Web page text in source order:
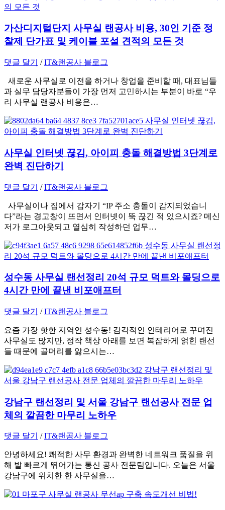
가산디지털단지 사무실 랜공사 비용, 30인 기준 정
찰제 단가표 및 케이블 포설 견적의 모든 것
댓글 달기 /IT&랜공사 블로그
새로운 사무실로 이전을 하거나 창업을 준비할 때, 대표님들
과 실무 담당자분들이 가장 먼저 고민하시는 부분이 바로 “우
리 사무실 랜공사 비용은…
사무실 인터넷 끊김, 아이피 충돌 해결방법 3단계로
완벽 진단하기
댓글 달기 /IT&랜공사 블로그
사무실이나 집에서 갑자기 “IP 주소 충돌이 감지되었습니
다”라는 경고창이 뜨면서 인터넷이 뚝 끊긴 적 있으시죠? 메신
저가 로그아웃되고 열심히 작성하던 업무…
성수동 사무실 랜선정리 20석 규모 덕트와 몰딩으로
4시간 만에 끝낸 비포애프터
댓글 달기 /IT&랜공사 블로그
요즘 가장 핫한 지역인 성수동! 감각적인 인테리어로 꾸며진
사무실도 많지만, 정작 책상 아래를 보면 복잡하게 얽힌 랜선
들 때문에 골머리를 앓으시는…
강남구 랜선정리 및 서울 강남구 랜선공사 전문 업
체의 깔끔한 마무리 노하우
댓글 달기 /IT&랜공사 블로그
안녕하세요! 쾌적한 사무 환경과 완벽한 네트워크 품질을 위
해 발 빠르게 뛰어가는 통신 공사 전문팀입니다. 오늘은 서울
강남구에 위치한 한 사무실을…